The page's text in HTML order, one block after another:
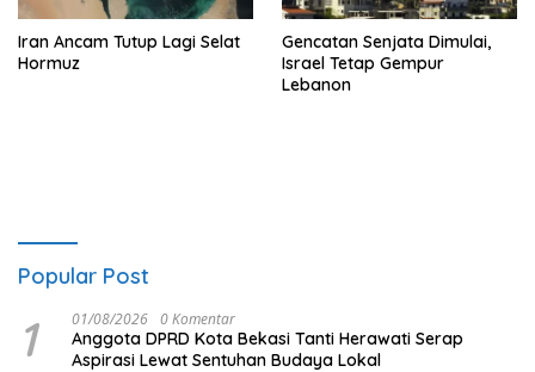
Iran Ancam Tutup Lagi Selat
Hormuz
Gencatan Senjata Dimulai,
Israel Tetap Gempur
Lebanon
Popular Post
1 01/08/2026 0 Komentar
Anggota DPRD Kota Bekasi Tanti Herawati Serap
Aspirasi Lewat Sentuhan Budaya Lokal